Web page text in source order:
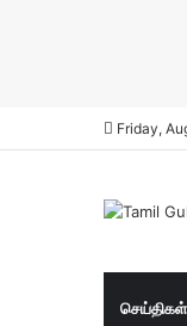
Friday,
செய்திகள்